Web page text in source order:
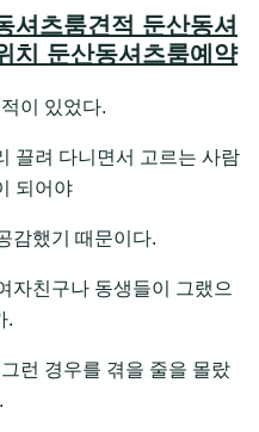
셔츠룸견적 둔산동셔
치 둔산동셔츠룸예약
이 있었다.
끌려 다니면서 고르는 사람
되어야
감했기 때문이다.
자친구나 동생들이 그랬으
.
런 경우를 겪을 줄을 몰랐